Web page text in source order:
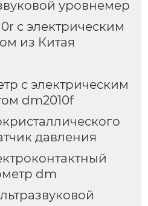
уровнемер
с электрическим
из Китая
с электрическим
dm2010f
давления
dm